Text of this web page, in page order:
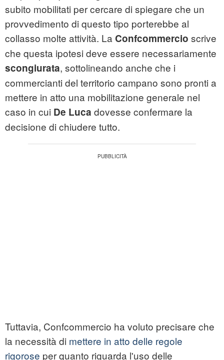
subito mobilitati per cercare di spiegare che un
provvedimento di questo tipo porterebbe al
collasso molte attività. La Confcommercio scrive
che questa ipotesi deve essere necessariamente
scongiurata, sottolineando anche che i
commercianti del territorio campano sono pronti a
mettere in atto una mobilitazione generale nel
caso in cui De Luca dovesse confermare la
decisione di chiudere tutto.
Tuttavia, Confcommercio ha voluto precisare che
la necessità di mettere in atto delle regole
rigorose per quanto riguarda l'uso delle